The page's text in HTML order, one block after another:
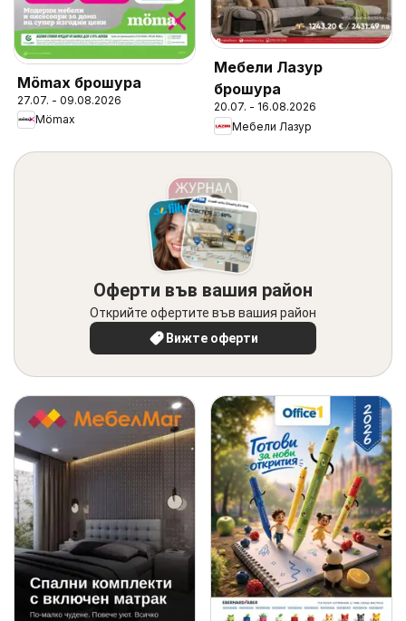
Mömax брошура
27.07. - 09.08.2026
Mömax
Мебели Лазур
брошура
20.07. - 16.08.2026
Мебели Лазур
Оферти във вашия район
Открийте офертите във вашия район
Вижте оферти